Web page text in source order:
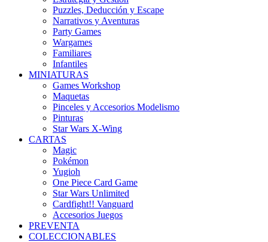
Puzzles, Deducción y Escape
Narrativos y Aventuras
Party Games
Wargames
Familiares
Infantiles
MINIATURAS
Games Workshop
Maquetas
Pinceles y Accesorios Modelismo
Pinturas
Star Wars X-Wing
CARTAS
Magic
Pokémon
Yugioh
One Piece Card Game
Star Wars Unlimited
Cardfight!! Vanguard
Accesorios Juegos
PREVENTA
COLECCIONABLES